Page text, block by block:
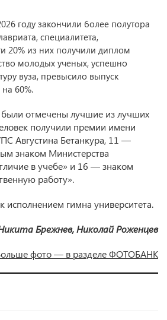
году закончили более полутора
специалитета,
20% из них получили диплом
молодых ученых, успешно
вуза, превысило выпуск
60%.
отмечены лучшие из лучших
получили премии имени
Августина Бетанкура, 11 —
знаком Министерства
в учебе» и 16 — знаком
работу».
исполнением гимна университета.
Брежнев, Николай Роженцев
фото — в разделе ФОТОБАНК